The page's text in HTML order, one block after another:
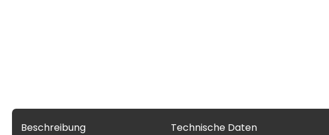
Beschreibung Technische Daten